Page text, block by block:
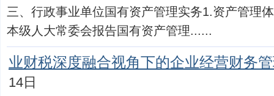
三、行政事业单位国有资产管理实务1.资产管理
本级人大常委会报告国有资产管理......
业财税深度融合视角下的企业经营财务
14日